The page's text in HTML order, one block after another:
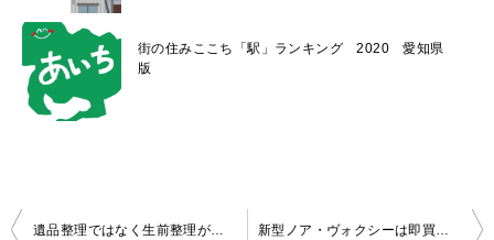
街の住みここち「駅」ランキング 2020 愛知県
版
投
遺品整理ではなく生前整理がベストな理由 新型ノア・ヴォクシーは即買い？